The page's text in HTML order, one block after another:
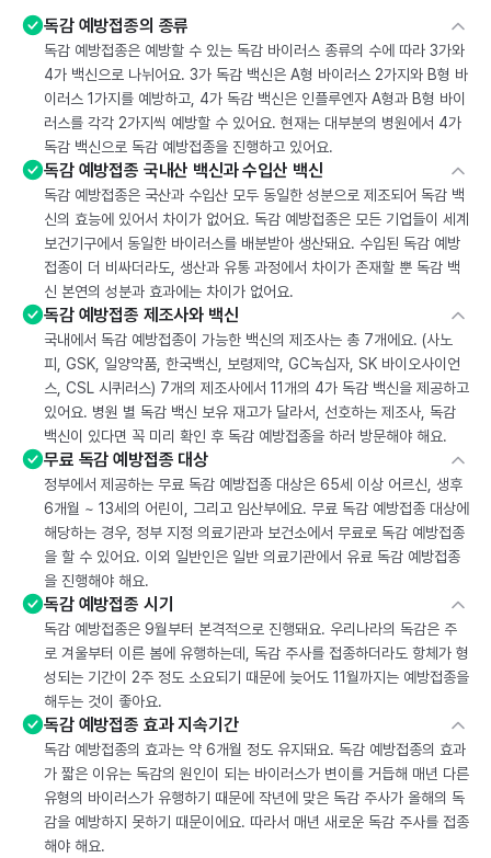
독감 예방접종의 종류
독감 예방접종은 예방할 수 있는 독감 바이러스 종류의 수에 따라 3가와
4가 백신으로 나뉘어요. 3가 독감 백신은 A형 바이러스 2가지와 B형 바
이러스 1가지를 예방하고, 4가 독감 백신은 인플루엔자 A형과 B형 바이
러스를 각각 2가지씩 예방할 수 있어요. 현재는 대부분의 병원에서 4가
독감 백신으로 독감 예방접종을 진행하고 있어요.
독감 예방접종 국내산 백신과 수입산 백신
독감 예방접종은 국산과 수입산 모두 동일한 성분으로 제조되어 독감 백
신의 효능에 있어서 차이가 없어요. 독감 예방접종은 모든 기업들이 세계
보건기구에서 동일한 바이러스를 배분받아 생산돼요. 수입된 독감 예방
접종이 더 비싸더라도, 생산과 유통 과정에서 차이가 존재할 뿐 독감 백
신 본연의 성분과 효과에는 차이가 없어요.
독감 예방접종 제조사와 백신
국내에서 독감 예방접종이 가능한 백신의 제조사는 총 7개에요. (사노
피, GSK, 일양약품, 한국백신, 보령제약, GC녹십자, SK 바이오사이언
스, CSL 시퀴러스) 7개의 제조사에서 11개의 4가 독감 백신을 제공하고
있어요. 병원 별 독감 백신 보유 재고가 달라서, 선호하는 제조사, 독감
백신이 있다면 꼭 미리 확인 후 독감 예방접종을 하러 방문해야 해요.
무료 독감 예방접종 대상
정부에서 제공하는 무료 독감 예방접종 대상은 65세 이상 어르신, 생후
6개월 ~ 13세의 어린이, 그리고 임산부에요. 무료 독감 예방접종 대상에
해당하는 경우, 정부 지정 의료기관과 보건소에서 무료로 독감 예방접종
을 할 수 있어요. 이외 일반인은 일반 의료기관에서 유료 독감 예방접종
을 진행해야 해요.
독감 예방접종 시기
독감 예방접종은 9월부터 본격적으로 진행돼요. 우리나라의 독감은 주
로 겨울부터 이른 봄에 유행하는데, 독감 주사를 접종하더라도 항체가 형
성되는 기간이 2주 정도 소요되기 때문에 늦어도 11월까지는 예방접종을
해두는 것이 좋아요.
독감 예방접종 효과 지속기간
독감 예방접종의 효과는 약 6개월 정도 유지돼요. 독감 예방접종의 효과
가 짧은 이유는 독감의 원인이 되는 바이러스가 변이를 거듭해 매년 다른
유형의 바이러스가 유행하기 때문에 작년에 맞은 독감 주사가 올해의 독
감을 예방하지 못하기 때문이에요. 따라서 매년 새로운 독감 주사를 접종
해야 해요.